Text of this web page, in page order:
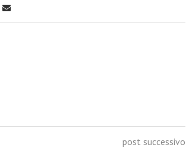
post successivo